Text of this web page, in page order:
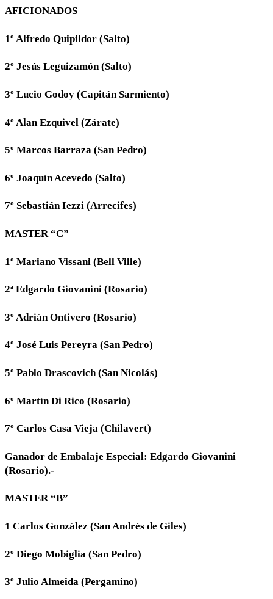
AFICIONADOS
1º Alfredo Quipildor (Salto)
2º Jesús Leguizamón (Salto)
3º Lucio Godoy (Capitán Sarmiento)
4º Alan Ezquivel (Zárate)
5º Marcos Barraza (San Pedro)
6º Joaquín Acevedo (Salto)
7º Sebastián Iezzi (Arrecifes)
MASTER “C”
1º Mariano Vissani (Bell Ville)
2ª Edgardo Giovanini (Rosario)
3º Adrián Ontivero (Rosario)
4º José Luis Pereyra (San Pedro)
5º Pablo Drascovich (San Nicolás)
6º Martín Di Rico (Rosario)
7º Carlos Casa Vieja (Chilavert)
Ganador de Embalaje Especial: Edgardo Giovanini
(Rosario).-
MASTER “B”
1 Carlos González (San Andrés de Giles)
2º Diego Mobiglia (San Pedro)
3º Julio Almeida (Pergamino)